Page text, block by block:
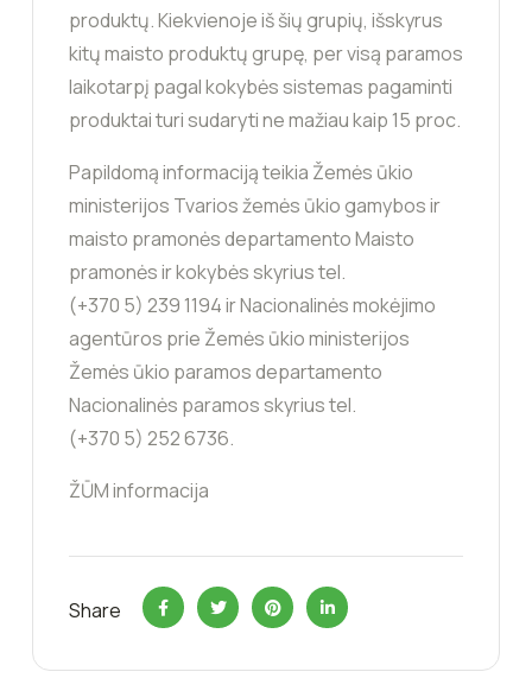
produktų. Kiekvienoje iš šių grupių, išskyrus
kitų maisto produktų grupę, per visą paramos
laikotarpį pagal kokybės sistemas pagaminti
produktai turi sudaryti ne mažiau kaip 15 proc.
Papildomą informaciją teikia Žemės ūkio
ministerijos Tvarios žemės ūkio gamybos ir
maisto pramonės departamento Maisto
pramonės ir kokybės skyrius tel.
(+370 5) 239 1194 ir Nacionalinės mokėjimo
agentūros prie Žemės ūkio ministerijos
Žemės ūkio paramos departamento
Nacionalinės paramos skyrius tel.
(+370 5) 252 6736.
ŽŪM informacija
Share